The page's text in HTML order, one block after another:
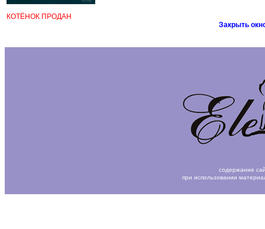
КОТЁНОК ПРОДАН
Закрыть
содержание
при использовании